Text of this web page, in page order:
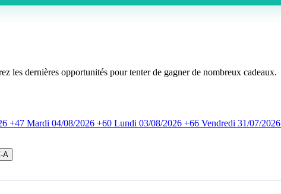
les dernières opportunités pour tenter de gagner de nombreux cadeaux.
+47 Mardi 04/08/2026 +60 Lundi 03/08/2026 +66 Vendredi 31/07/2026
A